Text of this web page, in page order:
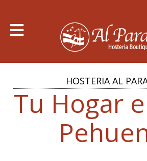
HOSTERIA AL
Tu Hogar